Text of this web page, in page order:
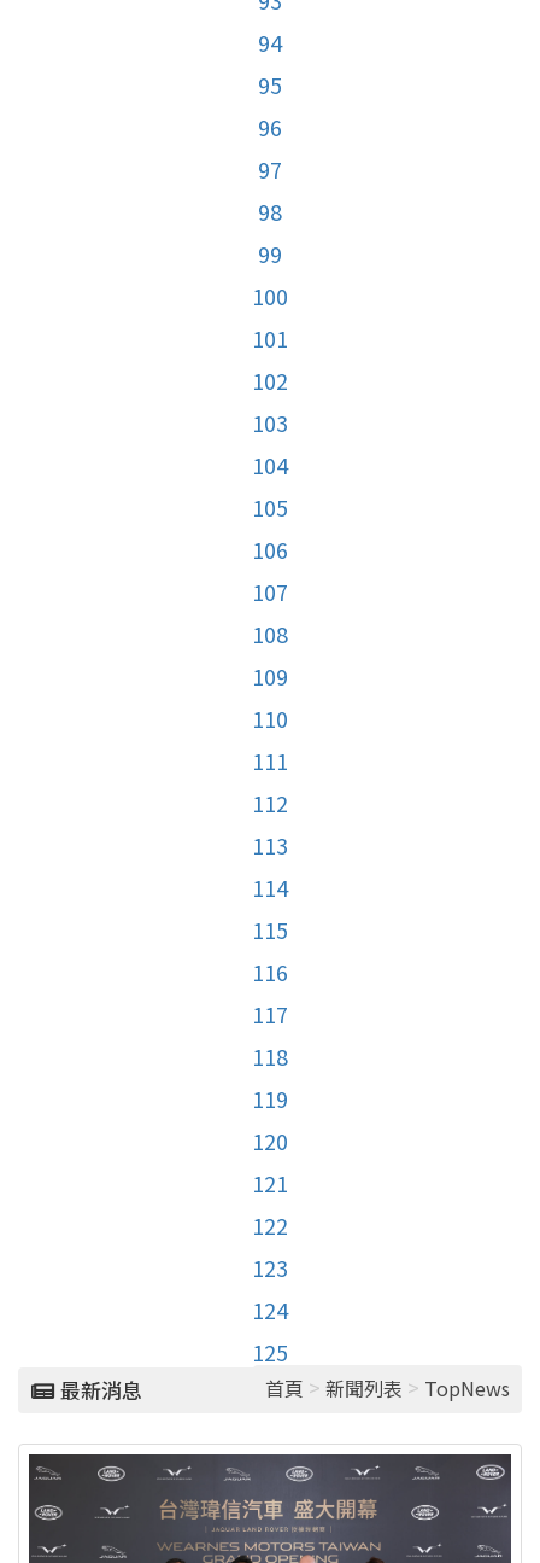
94
95
96
97
98
99
100
101
102
103
104
105
106
107
108
109
110
111
112
113
114
115
116
117
118
119
120
121
122
123
124
125
最新消息 首頁 > 新聞列表 > TopNews